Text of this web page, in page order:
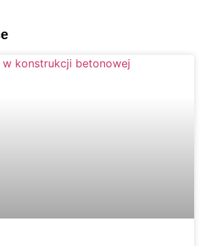
innowacyjnym systemem odprowadzania
DO 4 TYGODNI !!